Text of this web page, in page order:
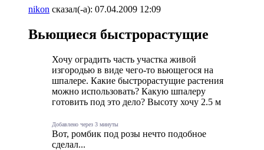
nikon сказал(-а): 07.04.2009 12:09
Вьющиеся быстрорастущие
Хочу оградить часть участка живой
изгородью в виде чего-то вьющегося на
шпалере. Какие быстрорастущие растения
можно использовать? Какую шпалеру
готовить под это дело? Высоту хочу 2.5 м
Добавлено через 3 минуты
Вот, ромбик под розы нечто подобное
сделал...